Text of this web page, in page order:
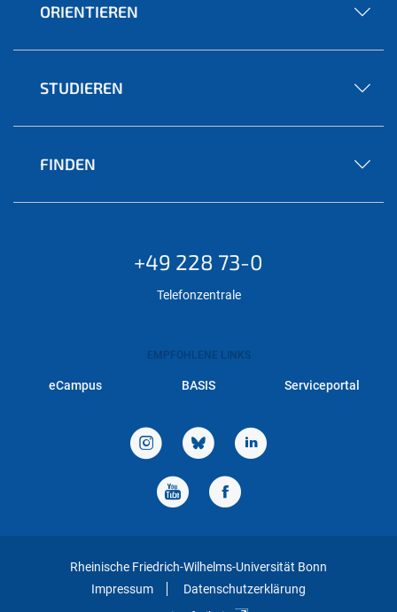
ORIENTIEREN
STUDIEREN
FINDEN
+49 228 73-0
Telefonzentrale
EMPFOHLENE LINKS
eCampus BASIS Serviceportal
Rheinische Friedrich-Wilhelms-Universität Bonn
Impressum
Datenschutzerklärung